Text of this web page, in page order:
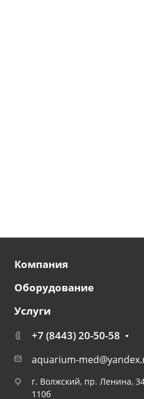
Компания
Оборудование
Услуги
+7 (8443) 20-50-58
aquarium-
г. Волжский, пр. Ленина,
110б